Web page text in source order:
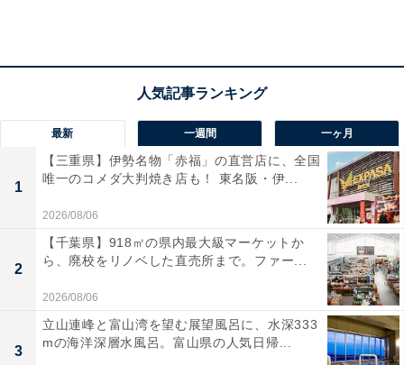
これまでさまざまな有名シェフとコラボレーションして
れた食材を使うのはもちろん、「さまざまな文化を取り
入れるのが上手な都市・東京」という解釈で、海外から
東京に集まってくる珍しい食材なども積極的に使用して
メニューを作り上げました。
その結果三國シェフからは「これは自信を持ってお出し
しなさい」という太鼓判をいただいたとのこと。東京の
野菜は低農薬で大切に育てている農家も多いそうで、そ
の魅力も伝えていきたいそうです。
最新 一週間 一ヶ月
1
【三重県】伊勢名物「赤福」の直営店に、全国
唯一のコメダ大判焼き店も！ 東名阪・伊...
2026/08/06
2
【千葉県】918㎡の県内最大級マーケットか
ら、廃校をリノベした直売所まで。ファー...
2026/08/06
3
立山連峰と富山湾を望む展望風呂に、水深333
mの海洋深層水風呂。富山県の人気日帰...